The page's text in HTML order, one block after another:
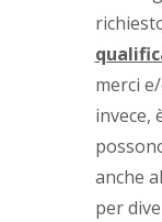
merci
invece,
anche
per